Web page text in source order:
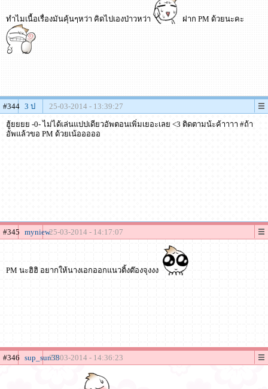
ทำไมเนื้อเรื่องมันคุ้นๆหว่า คิดไปเองป่าวหว่า ฝาก PM ด้วยนะคะ
#344 3 ป
25-03-2014 - 13:39:27
ฮู้ยยยย -0- ไม่ได้เล่นแปปเดียวอัพตอนเพิ่มเยอะเลย <3 ติดตามน้ะค้าาาา #ถ้า
อัพแล้วขอ PM ด้วยเน้อออออ
#345 myniew25-03-2014 - 14:17:07
PM นะฮิฮิ อยากให้นางเอกออกแนวติ้งต๊องจุงงง
#346 sup_sun3825-03-2014 - 14:36:23